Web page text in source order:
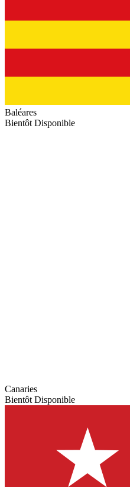
Baléares
Bientôt Disponible
Canaries
Bientôt Disponible